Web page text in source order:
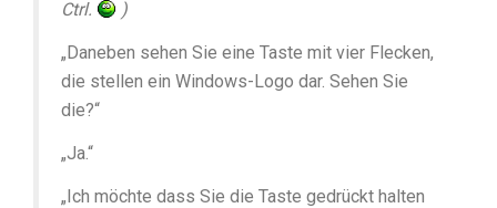
Ctrl.
)
„Daneben sehen Sie eine Taste mit vier Flecken,
die stellen ein Windows-Logo dar. Sehen Sie
die?“
„Ja.“
„Ich möchte dass Sie die Taste gedrückt halten